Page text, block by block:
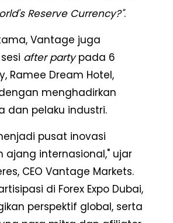
Reserve Currency?".
Vantage juga
after partypada 6
Ramee Dream Hotel,
menghadirkan
dan pelaku industri.
pusat inovasi
ajang internasional," ujar
CEO Vantage Markets.
di Forex Expo Dubai,
perspektif global, serta